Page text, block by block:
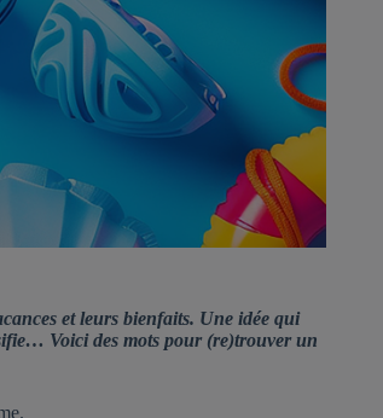
et leurs bienfaits. Une idée qui
Voici des mots pour (re)trouver un